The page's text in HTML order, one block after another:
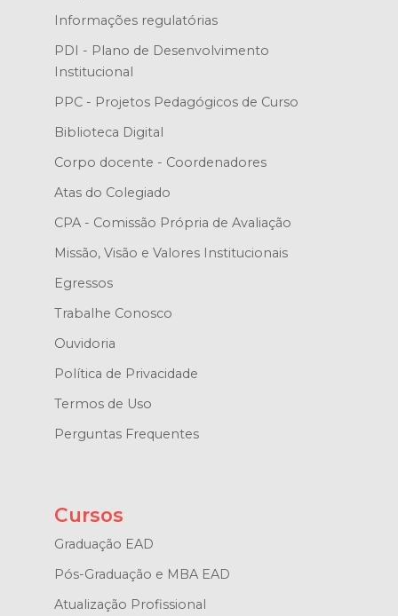
Informações regulatórias
PDI - Plano de Desenvolvimento
Institucional
PPC - Projetos Pedagógicos de Curso
Biblioteca Digital
Corpo docente - Coordenadores
Atas do Colegiado
CPA - Comissão Própria de Avaliação
Missão, Visão e Valores Institucionais
Egressos
Trabalhe Conosco
Ouvidoria
Política de Privacidade
Termos de Uso
Perguntas Frequentes
Cursos
Graduação EAD
Pós-Graduação e MBA EAD
Atualização Profissional